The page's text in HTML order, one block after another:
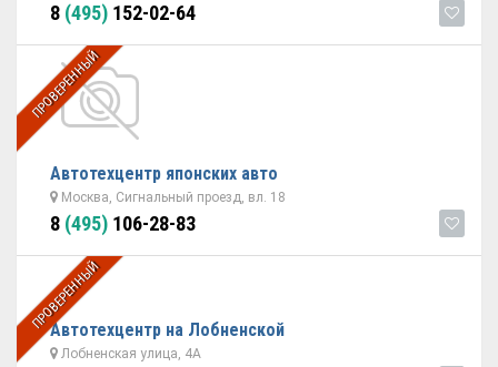
8 (495) 152-02-64
ПРОВЕРЕННЫЙ
Автотехцентр японских авто
Москва, Сигнальный проезд, вл. 18
8 (495) 106-28-83
ПРОВЕРЕННЫЙ
Автотехцентр на Лобненской
Лобненская улица, 4А